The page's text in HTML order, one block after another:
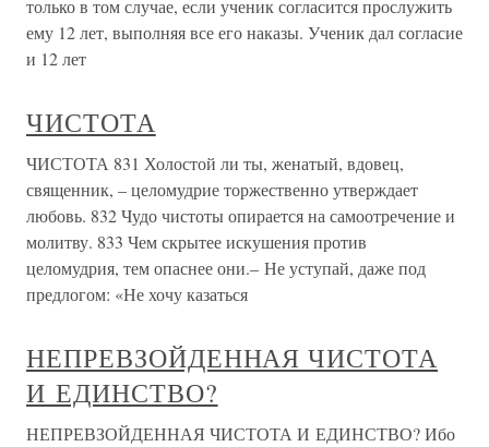
только в том случае, если ученик согласится прослужить
ему 12 лет, выполняя все его наказы. Ученик дал согласие
и 12 лет
ЧИСТОТА
ЧИСТОТА 831 Холостой ли ты, женатый, вдовец,
священник, – целомудрие торжественно утверждает
любовь. 832 Чудо чистоты опирается на самоотречение и
молитву. 833 Чем скрытее искушения против
целомудрия, тем опаснее они.– Не уступай, даже под
предлогом: «Не хочу казаться
НЕПРЕВЗОЙДЕННАЯ ЧИСТОТА
И ЕДИНСТВО?
НЕПРЕВЗОЙДЕННАЯ ЧИСТОТА И ЕДИНСТВО? Ибо